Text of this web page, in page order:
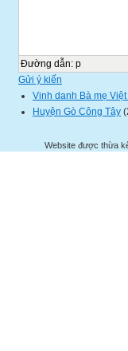
Đường dẫn: p
Gửi ý kiến
Vinh danh Bà mẹ
Huyện Gò Công Tây
Website được thừa